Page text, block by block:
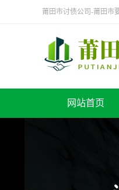
莆田市讨债公司-莆田市
网站首页